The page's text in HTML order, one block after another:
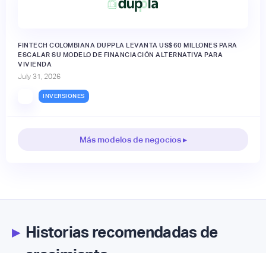
FINTECH COLOMBIANA DUPPLA LEVANTA US$60 MILLONES PARA
ESCALAR SU MODELO DE FINANCIACIÓN ALTERNATIVA PARA
VIVIENDA
July 31, 2026
INVERSIONES
Más modelos de negocios ▸
▸Historias recomendadas de